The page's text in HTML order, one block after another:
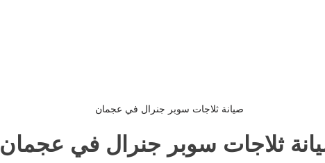
صيانة ثلاجات سوبر جنرال في عجمان
ثلاجات سوبر جنرال في عجمان